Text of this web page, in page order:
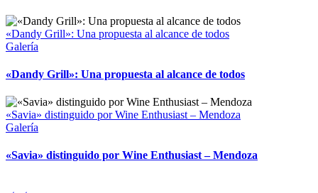
«Dandy Grill»: Una propuesta al alcance de todos
Galería
«Dandy Grill»: Una propuesta al alcance de todos
«Savia» distinguido por Wine Enthusiast – Mendoza
Galería
«Savia» distinguido por Wine Enthusiast – Mendoza